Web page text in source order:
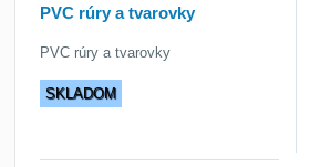
PVC rúry a tvarovky
PVC rúry a tvarovky
SKLADOM
Hľadať